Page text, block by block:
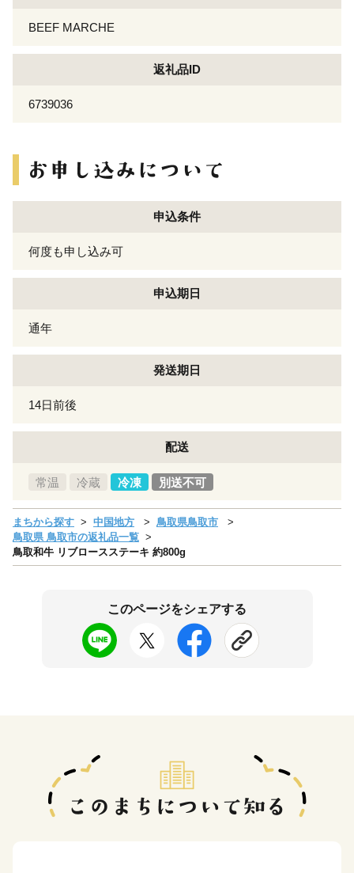
BEEF MARCHE
返礼品ID
6739036
申込条件
何度も申し込み可
申込期日
通年
発送期日
14日前後
配送
常温 冷蔵 冷凍 別送不可
まちから探す 中国地方
鳥取県鳥取市
鳥取県 鳥取市の返礼品一覧
鳥取和牛 リブロースステーキ 約800g
このページをシェアする